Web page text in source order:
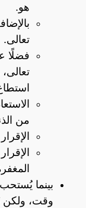
هو.
تعالى.
فضلًا
من
بينما
وقت، ولكن